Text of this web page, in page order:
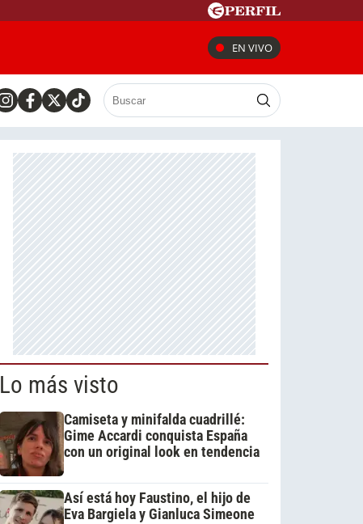
EN VIVO
Lo más visto
Camiseta y minifalda cuadrillé:
Gime Accardi conquista España
con un original look en tendencia
Así está hoy Faustino, el hijo de
Eva Bargiela y Gianluca Simeone